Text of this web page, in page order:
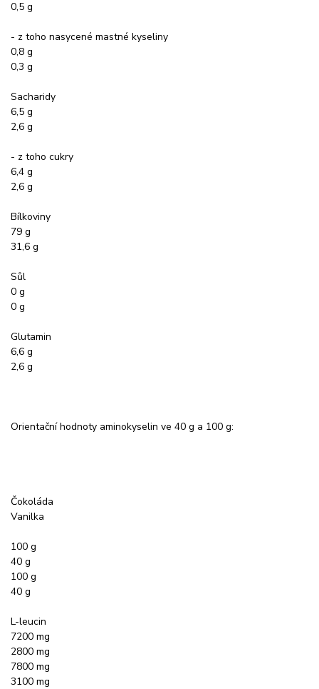
0,5 g
- z toho nasycené mastné kyseliny
0,8 g
0,3 g
Sacharidy
6,5 g
2,6 g
- z toho cukry
6,4 g
2,6 g
Bílkoviny
79 g
31,6 g
Sůl
0 g
0 g
Glutamin
6,6 g
2,6 g
Orientační hodnoty aminokyselin ve 40 g a 100 g:
Čokoláda
Vanilka
100 g
40 g
100 g
40 g
L-leucin
7200 mg
2800 mg
7800 mg
3100 mg